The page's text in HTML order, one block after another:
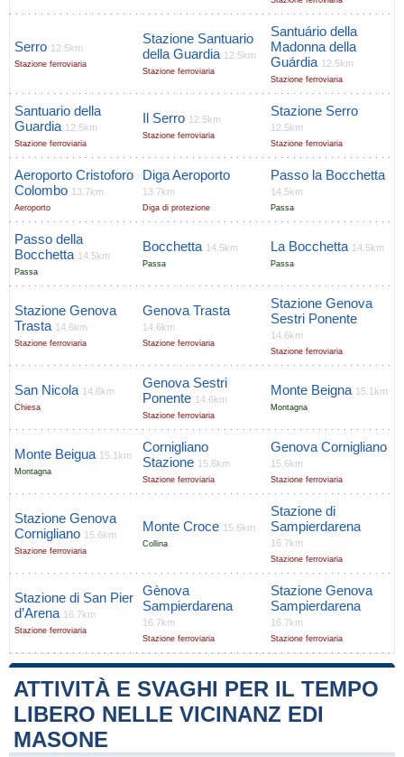
Serro 12.5km
Stazione ferroviaria
Stazione Santuario
della Guardia 12.5km
Stazione ferroviaria
Santuário della
Madonna della
Guárdia 12.5km
Stazione ferroviaria
Santuario della
Guardia 12.5km
Stazione ferroviaria
Il Serro 12.5km
Stazione ferroviaria
Stazione Serro
12.5km
Stazione ferroviaria
Aeroporto Cristoforo
Colombo 13.7km
Aeroporto
Diga Aeroporto
13.7km
Diga di protezione
Passo la Bocchetta
14.5km
Passa
Passo della
Bocchetta 14.5km
Passa
Bocchetta 14.5km
Passa
La Bocchetta 14.5km
Passa
Stazione Genova
Trasta 14.6km
Stazione ferroviaria
Genova Trasta
14.6km
Stazione ferroviaria
Stazione Genova
Sestri Ponente
14.6km
Stazione ferroviaria
San Nicola 14.6km
Chiesa
Genova Sestri
Ponente 14.6km
Stazione ferroviaria
Monte Beigna 15.1km
Montagna
Monte Beigua 15.1km
Montagna
Cornigliano
Stazione 15.6km
Stazione ferroviaria
Genova Cornigliano
15.6km
Stazione ferroviaria
Stazione Genova
Cornigliano 15.6km
Stazione ferroviaria
Monte Croce 15.6km
Collina
Stazione di
Sampierdarena
16.7km
Stazione ferroviaria
Stazione di San Pier
d’Arena 16.7km
Stazione ferroviaria
Gènova
Sampierdarena
16.7km
Stazione ferroviaria
Stazione Genova
Sampierdarena
16.7km
Stazione ferroviaria
ATTIVITÀ E SVAGHI PER IL TEMPO
LIBERO NELLE VICINANZ EDI
MASONE